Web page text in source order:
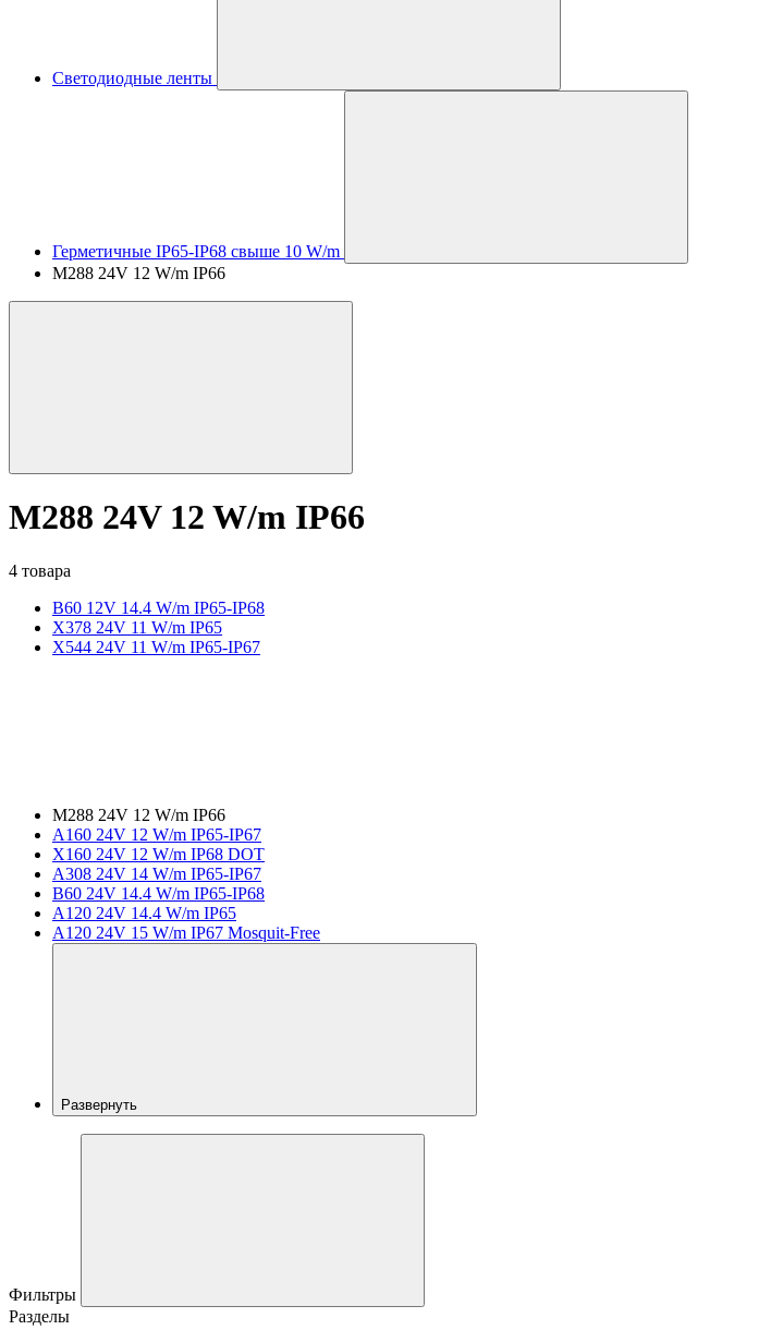
Светодиодные ленты
Герметичные IP65-IP68 свыше 10 W/m
M288 24V 12 W/m IP66
M288 24V 12 W/m IP66
4 товара
B60 12V 14.4 W/m IP65-IP68
X378 24V 11 W/m IP65
X544 24V 11 W/m IP65-IP67
M288 24V 12 W/m IP66
A160 24V 12 W/m IP65-IP67
X160 24V 12 W/m IP68 DOT
A308 24V 14 W/m IP65-IP67
B60 24V 14.4 W/m IP65-IP68
A120 24V 14.4 W/m IP65
A120 24V 15 W/m IP67 Mosquit-Free
Развернуть
Фильтры
Разделы